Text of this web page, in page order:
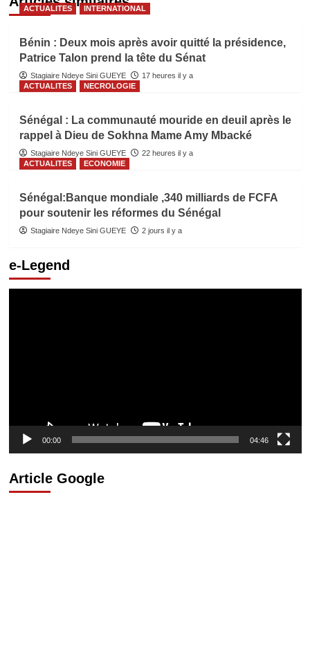
ACTUALITES INTERNATIONAL
Bénin : Deux mois après avoir quitté la présidence,
Patrice Talon prend la tête du Sénat
Stagiaire Ndeye Sini GUEYE
17 heures il y a
ACTUALITES
NECROLOGIE
Sénégal : La communauté mouride en deuil après le
rappel à Dieu de Sokhna Mame Amy Mbacké
Stagiaire Ndeye Sini GUEYE
22 heures il y a
ACTUALITES
ECONOMIE
Sénégal:Banque mondiale ,340 milliards de FCFA
pour soutenir les réformes du Sénégal
Stagiaire Ndeye Sini GUEYE 2 jours il y a
e-Legend
00:00 04:46
Article Google